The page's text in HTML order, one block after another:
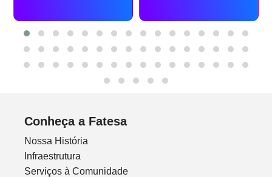
Conheça a Fatesa
Nossa História
Infraestrutura
Serviços à Comunidade